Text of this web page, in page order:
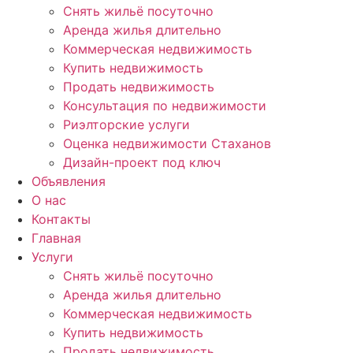
Снять жильё посуточно
Аренда жилья длительно
Коммерческая недвижимость
Купить недвижимость
Продать недвижимость
Консультация по недвижимости
Риэлторские услуги
Оценка недвижимости Стаханов
Дизайн-проект под ключ
Объявления
О нас
Контакты
Главная
Услуги
Снять жильё посуточно
Аренда жилья длительно
Коммерческая недвижимость
Купить недвижимость